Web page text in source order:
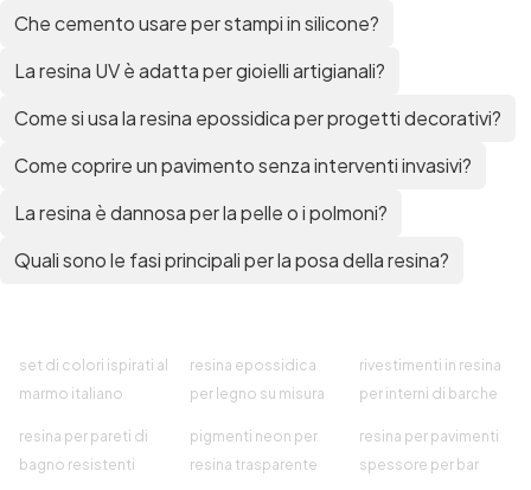
Che cemento usare per stampi in silicone?
La resina UV è adatta per gioielli artigianali?
Come si usa la resina epossidica per progetti decorativi?
Come coprire un pavimento senza interventi invasivi?
La resina è dannosa per la pelle o i polmoni?
Quali sono le fasi principali per la posa della resina?
set di colori ispirati al
marmo italiano
resina epossidica
per legno su misura
rivestimenti in resina
per interni di barche
resina per pareti di
bagno resistenti
pigmenti neon per
resina trasparente
resina per pavimenti
spessore per bar